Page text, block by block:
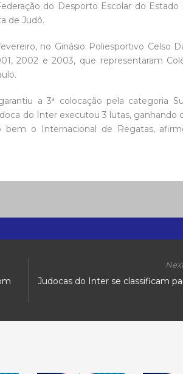
do Desporto Escolar do Estado
de Judô.
no Ginásio Poliesportivo Celso
2002 e 2003, que representaram
a 3ª colocação pela categoria
do Inter executou 3 lutas, ganhando
o Internacional de Regatas,
Judocas do Inter se classificam